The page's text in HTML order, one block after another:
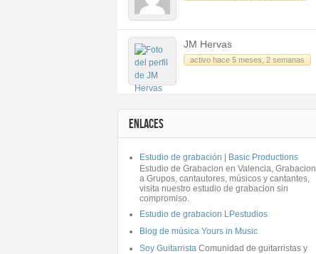
JM Hervas
activo hace 5 meses, 2 semanas
ENLACES
Estudio de grabación | Basic Productions
Estudio de Grabacion en Valencia, Grabacion
a Grupos, cantautores, músicos y cantantes,
visita nuestro estudio de grabacion sin
compromiso.
Estudio de grabacion LPestudios
Blog de música Yours in Music
Soy Guitarrista Comunidad de guitarristas y